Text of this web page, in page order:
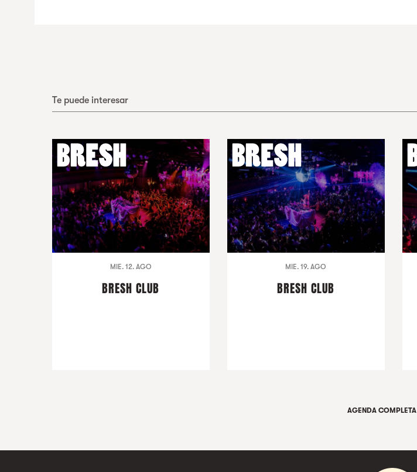
Te puede interesar
MIE. 12. AGO
BRESH CLUB
MIE. 19. AGO
BRESH CLUB
AGENDA COMPLETA